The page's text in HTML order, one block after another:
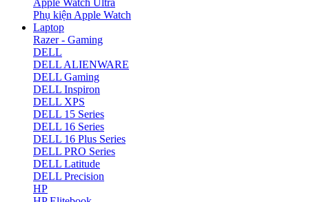
Apple Watch Ultra
Phụ kiện Apple Watch
Laptop
Razer - Gaming
DELL
DELL ALIENWARE
DELL Gaming
DELL Inspiron
DELL XPS
DELL 15 Series
DELL 16 Series
DELL 16 Plus Series
DELL PRO Series
DELL Latitude
DELL Precision
HP